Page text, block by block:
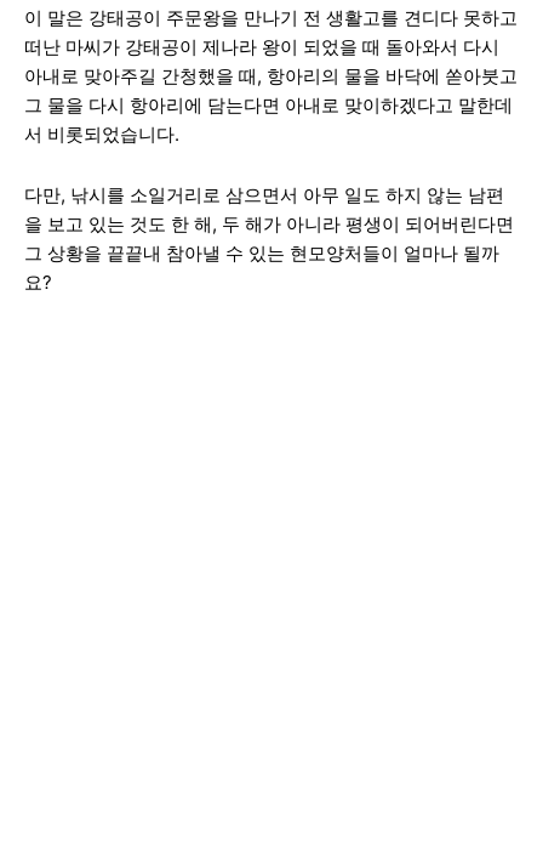
이 말은 강태공이 주문왕을 만나기 전 생활고를 견디다 못하고
떠난 마씨가 강태공이 제나라 왕이 되었을 때 돌아와서 다시
아내로 맞아주길 간청했을 때, 항아리의 물을 바닥에 쏟아붓고
그 물을 다시 항아리에 담는다면 아내로 맞이하겠다고 말한데
서 비롯되었습니다.
다만, 낚시를 소일거리로 삼으면서 아무 일도 하지 않는 남편
을 보고 있는 것도 한 해, 두 해가 아니라 평생이 되어버린다면
그 상황을 끝끝내 참아낼 수 있는 현모양처들이 얼마나 될까
요?